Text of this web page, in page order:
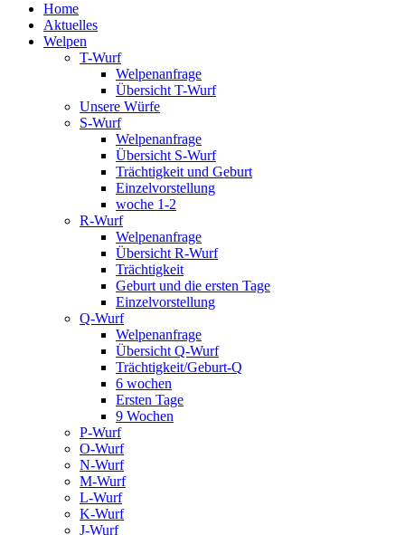
Home
Aktuelles
Welpen
T-Wurf
Welpenanfrage
Übersicht T-Wurf
Unsere Würfe
S-Wurf
Welpenanfrage
Übersicht S-Wurf
Trächtigkeit und Geburt
Einzelvorstellung
woche 1-2
R-Wurf
Welpenanfrage
Übersicht R-Wurf
Trächtigkeit
Geburt und die ersten Tage
Einzelvorstellung
Q-Wurf
Welpenanfrage
Übersicht Q-Wurf
Trächtigkeit/Geburt-Q
6 wochen
Ersten Tage
9 Wochen
P-Wurf
O-Wurf
N-Wurf
M-Wurf
L-Wurf
K-Wurf
J-Wurf